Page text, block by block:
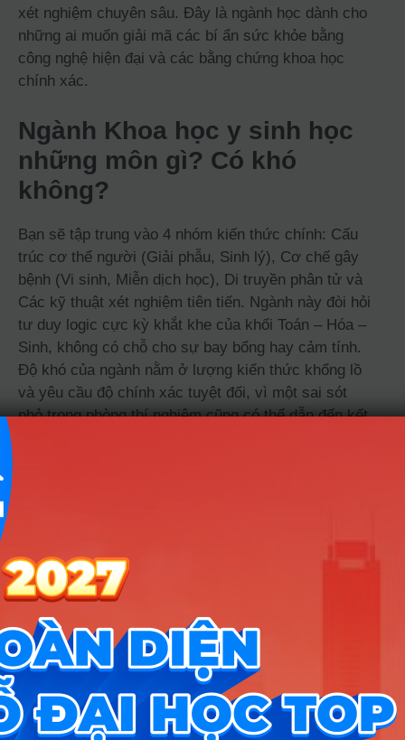
xét nghiệm chuyên sâu. Đây là ngành học dành cho
những ai muốn giải mã các bí ẩn sức khỏe bằng
công nghệ hiện đại và các bằng chứng khoa học
chính xác.
Ngành Khoa học y sinh học
những môn gì? Có khó
không?
Bạn sẽ tập trung vào 4 nhóm kiến thức chính: Cấu
trúc cơ thể người (Giải phẫu, Sinh lý), Cơ chế gây
bệnh (Vi sinh, Miễn dịch học), Di truyền phân tử và
Các kỹ thuật xét nghiệm tiên tiến. Ngành này đòi hỏi
tư duy logic cực kỳ khắt khe của khối Toán – Hóa –
Sinh, không có chỗ cho sự bay bổng hay cảm tính.
Độ khó của ngành nằm ở lượng kiến thức khổng lồ
và yêu cầu độ chính xác tuyệt đối, vì một sai sót
nhỏ trong phòng thí nghiệm cũng có thể dẫn đến kết
Để sống khỏe và thăng tiến với nghề, bạn nên có
những tố chất sau:
Sự tỉ mỉ và kiên nhẫn:Bạn sẽ phải làm việc
với những mẫu bệnh phẩm siêu nhỏ và lặp đi
lặp lại các thí nghiệm hàng trăm lần cho đến
khi có kết quả chính xác.
Tư duy phản biện: Bạn không chấp nhận